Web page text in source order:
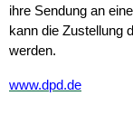
ihre Sendung an
kann die Zustellung
werden.
www.dpd.de